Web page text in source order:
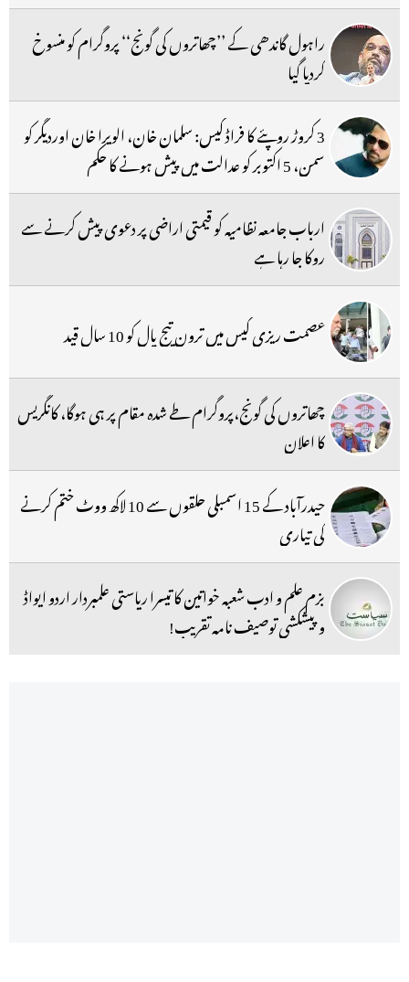
راہول گاندھی کے ’’چھاتروں کی گونج‘‘ پروگرام کو منسوخ
کردیا گیا
3 کروڑ روپئے کا فراڈ کیس: سلمان خان، الویرا خان اوردیگر کو
سمن، 5 اکتوبر کو عدالت میں پیش ہونے کا حکم
ارباب جامعہ نظامیہ کو قیمتی اراضی پر دعوی پیش کرنے سے
روکا جا رہا ہے
عصمت ریزی کیس میں ترون تیج پال کو 10 سال قید
چھاتروں کی گونج،پروگرام طے شدہ مقام پر ہی ہوگا، کانگریس
کا اعلان
حیدرآباد کے 15 اسمبلی حلقوں سے 10 لاکھ ووٹ ختم کرنے
کی تیاری
بزم علم و ادب شعبہ خواتین کا تیسرا ریاستی علمبردار اردو ایواڈ
و پیشکشی توصیف نامہ تقریب!